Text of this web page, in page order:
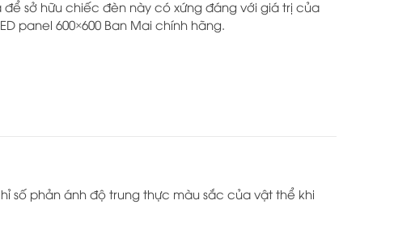
sở hữu chiếc đèn này có xứng đáng với giá trị của
panel 600×600 Ban Mai chính hãng.
số phản ánh độ trung thực màu sắc của vật thể khi